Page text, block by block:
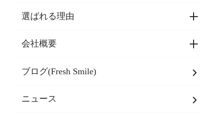
園見学・ご入園・ご利用手続き
東京都認証保育所空き状況
選ばれる理由
選ばれる理由一覧
乳児期・幼児期・
会社概要
会社概要
ブログ(Fresh Smile)
ニュース